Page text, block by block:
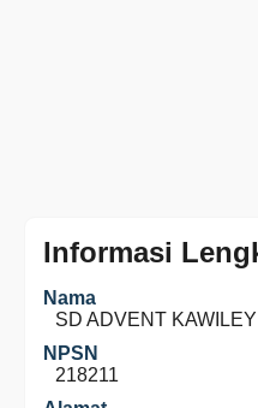
Informasi
Nama
SD ADVENT KAWILEY
NPSN
218211